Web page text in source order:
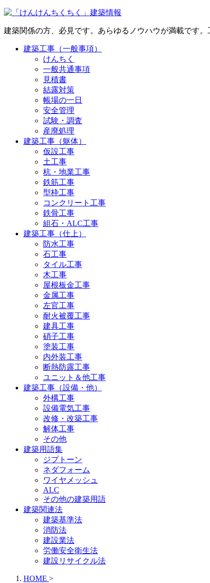
建築関係の方、必見です。あらゆるノウハウが満載です
建築工事（一般事項）
けんちく
一般共通事項
見積書
結露対策
帳場の一日
安全管理
試験・調査
産廃処理
建築工事（躯体）
仮設工事
土工事
杭・地業工事
鉄筋工事
型枠工事
コンクリート工事
鉄骨工事
組石・ALC工事
建築工事（仕上）
防水工事
石工事
タイル工事
木工事
屋根板金工事
金属工事
左官工事
耐火被覆工事
建具工事
硝子工事
塗装工事
内外装工事
断熱防露工事
ユニット＆他工事
建築工事（設備・他）
外構工事
設備電気工事
改修・改築工事
解体工事
その他
建築用語集
ジプトーン
ネダフォーム
ワイヤメッシュ
ALC
その他の建築用語
建築関連法
建築基準法
消防法
建設業法
労働安全衛生法
建設リサイクル法
HOME >